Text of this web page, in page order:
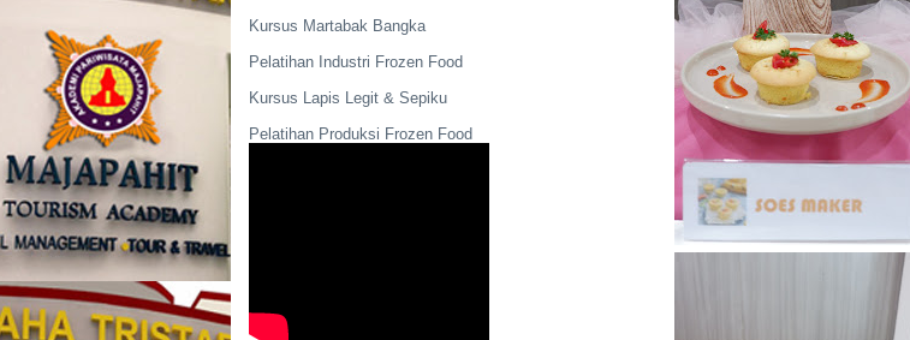
Kursus Martabak Bangka
Pelatihan Industri Frozen Food
Kursus Lapis Legit & Sepiku
Pelatihan Produksi Frozen Food